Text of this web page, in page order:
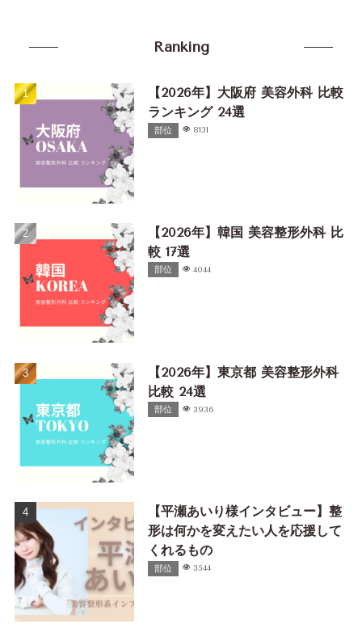
Ranking
【2026年】大阪府 美容外科 比較
ランキング 24選
部位 8131
【2026年】韓国 美容整形外科 比
較 17選
部位 4044
【2026年】東京都 美容整形外科
比較 24選
部位 3936
【平瀬あいり様インタビュー】整
形は何かを変えたい人を応援して
くれるもの
部位 3544